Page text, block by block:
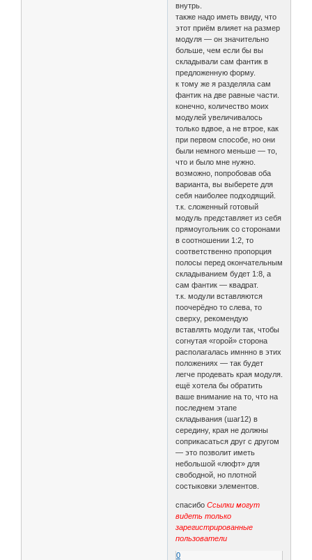
внутрь.
также надо иметь ввиду, что
этот приём влияет на размер
модуля — он значительно
больше, чем если бы вы
складывали сам фантик в
предложенную форму.
к тому же я разделяла сам
фантик на две равные части.
конечно, количество моих
модулей увеличивалось
только вдвое, а не втрое, как
при первом способе, но они
были немного меньше — то,
что и было мне нужно.
возможно, попробовав оба
варианта, вы выберете для
себя наиболее подходящий.
т.к. сложенный готовый
модуль представляет из себя
прямоугольник со сторонами
в соотношении 1:2, то
соответственно пропорция
полосы перед окончательным
складыванием будет 1:8, а
сам фантик — квадрат.
т.к. модули вставляются
поочерёдно то слева, то
сверху, рекомендую
вставлять модули так, чтобы
согнутая «горой» сторона
располагалась имннно в этих
положениях — так будет
легче продевать края модуля.
ещё хотела бы обратить
ваше внимание на то, что на
последнем этапе
складывания (шаг12) в
середину, края не должны
соприкасаться друг с другом
— это позволит иметь
небольшой «люфт» для
свободной, но плотной
состыковки элементов.
спасибоСсылки могут
видеть только
зарегистрированные
пользователи
0